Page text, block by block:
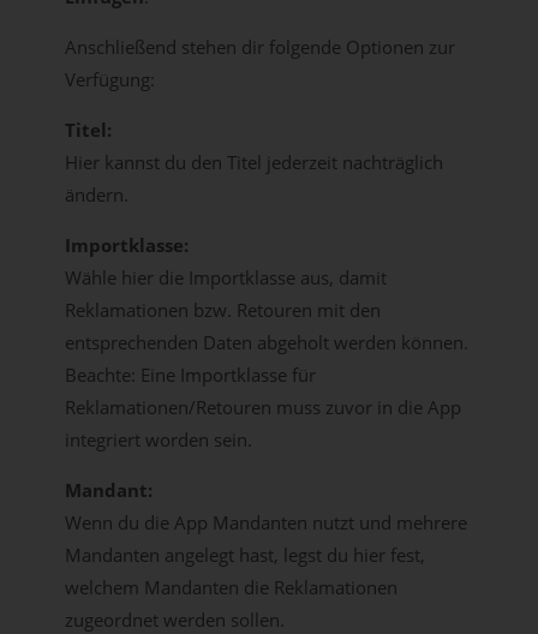
Anschließend stehen dir folgende Optionen zur
Verfügung:
Titel:
Hier kannst du den Titel jederzeit nachträglich
ändern.
Importklasse:
Wähle hier die Importklasse aus, damit
Reklamationen bzw. Retouren mit den
entsprechenden Daten abgeholt werden können.
Beachte: Eine Importklasse für
Reklamationen/Retouren muss zuvor in die App
integriert worden sein.
Mandant:
Wenn du die App Mandanten nutzt und mehrere
Mandanten angelegt hast, legst du hier fest,
welchem Mandanten die Reklamationen
zugeordnet werden sollen.